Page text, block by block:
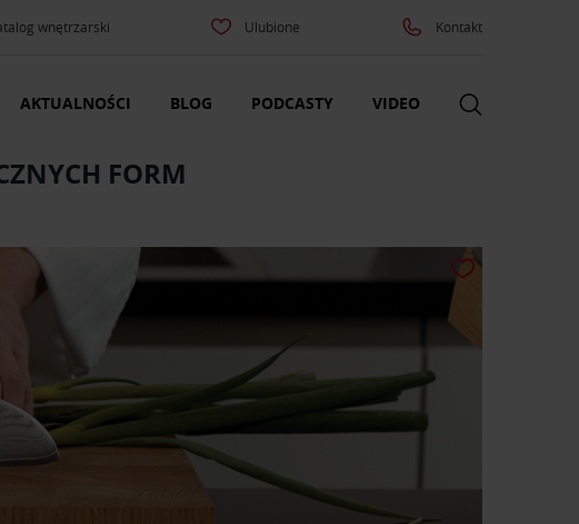
wnętrzarski Ulubione Kontakt
AKTUALNOŚCI BLOG PODCASTY VIDEO
FORM